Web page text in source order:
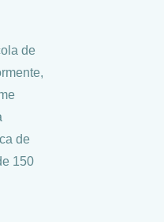
de
de
150